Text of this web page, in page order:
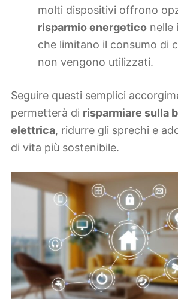
molti dispositivi offrono
risparmio energetico nelle
che limitano il consumo di
non vengono utilizzati.
Seguire questi semplici
permetterà di risparmiare sulla
elettrica, ridurre gli sprechi e
di vita più sostenibile.